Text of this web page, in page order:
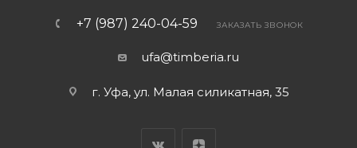
+7 (987) 240-04-59 ЗАКАЗАТЬ ЗВОНОК
ufa@timberia.ru
г. Уфа, ул. Малая силикатная, 35